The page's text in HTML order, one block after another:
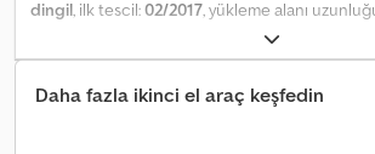
dingil, ilk tescil:02/2017, yükleme alanı
2.480 mm, yükleme
mm, yükleme alanı hacmi:97 m³, süspansiyon:
385/55 R22,5
, dingil mesafesi: 7.700 mm
, Boş ağırlık: 6579 kg, DIN
sertifikası, Yükleme alanı (U G Y): 13.620 mm x
Daha fazla ikinci el araç keşfedin